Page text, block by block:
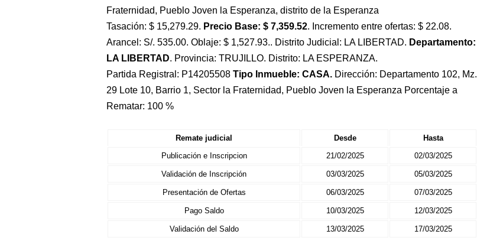
Fraternidad, Pueblo Joven la Esperanza, distrito de la Esperanza
Tasación: $ 15,279.29. Precio Base: $ 7,359.52. Incremento entre ofertas: $ 22.08.
Arancel: S/. 535.00. Oblaje: $ 1,527.93.. Distrito Judicial: LA LIBERTAD. Departamento:
LA LIBERTAD. Provincia: TRUJILLO. Distrito: LA ESPERANZA.
Partida Registral: P14205508 Tipo Inmueble: CASA. Dirección: Departamento 102, Mz.
29 Lote 10, Barrio 1, Sector la Fraternidad, Pueblo Joven la Esperanza Porcentaje a
Rematar: 100 %
Remate judicial Desde
Hasta
Publicación e Inscripcion
21/02/2025 02/03/2025
Validación de Inscripción 03/03/2025 05/03/2025
Presentación de Ofertas 06/03/2025 07/03/2025
Pago Saldo 10/03/2025 12/03/2025
Validación del Saldo 13/03/2025 17/03/2025